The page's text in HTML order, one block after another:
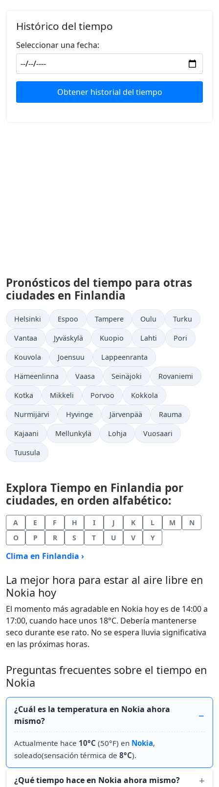
Histórico del tiempo
Seleccionar una fecha:
Obtener historial del tiempo
Pronósticos del tiempo para otras
ciudades en Finlandia
Helsinki Espoo Tampere Oulu Turku
Vantaa Jyväskylä Kuopio Lahti Pori
Kouvola Joensuu Lappeenranta
Hämeenlinna Vaasa Seinäjoki Rovaniemi
Kotka Mikkeli Porvoo Kokkola
Nurmijärvi Hyvinge Järvenpää Rauma
Kajaani Mellunkylä Lohja Vuosaari
Tuusula
Explora Tiempo en Finlandia por
ciudades, en orden alfabético:
A E F H I J K L M
N
O
P R S T U V Y
Clima en Finlandia ›
La mejor hora para estar al aire libre en
Nokia hoy
El momento más agradable en Nokia hoy es de 14:00 a
17:00, cuando hace unos 18°C. Debería mantenerse
seco durante ese rato. No se espera lluvia significativa
en las próximas horas.
Preguntas frecuentes sobre el tiempo en
Nokia
¿Cuál es la temperatura en Nokia ahora
mismo?
Actualmente hace 10°C (50°F) en Nokia,
soleado(sensación térmica de 8°C).
¿Qué tiempo hace en Nokia ahora mismo?